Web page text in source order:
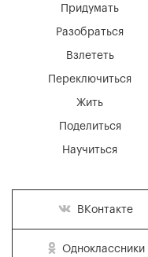
Придумать
Разобраться
Взлететь
Переключиться
Жить
Поделиться
Научиться
ВКонтакте
Одноклассники